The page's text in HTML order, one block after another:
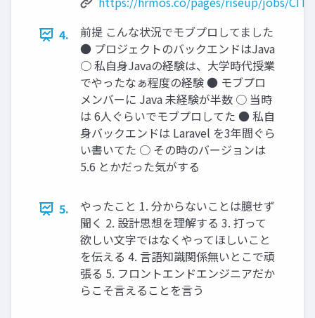
4.
前提 こんな状況でモブプロしてました
● プロジェクトのバックエンドはJava
○ 私自身Javaの経験は、大学時代授業
でやったなぁ程度の経験 ● モブプロ
メンバーに Java 未経験が半数 ○ 当時
は 6人ぐらいでモブプロしてた ● 私自
身バックエンドは Laravel を3年間ぐら
い書いてた ○ その時のバージョンは
5.6 とかだった気がする
5.
やったこと 1. 分からないことは臆せず
聞く 2. 設計思想を理解する 3. 打って
欲しい文字ではなくやってほしいこと
を伝える 4. 言語知識関係無いとこで頑
張る 5. フロントエンドエンジニアだか
らこそ言えることを言う